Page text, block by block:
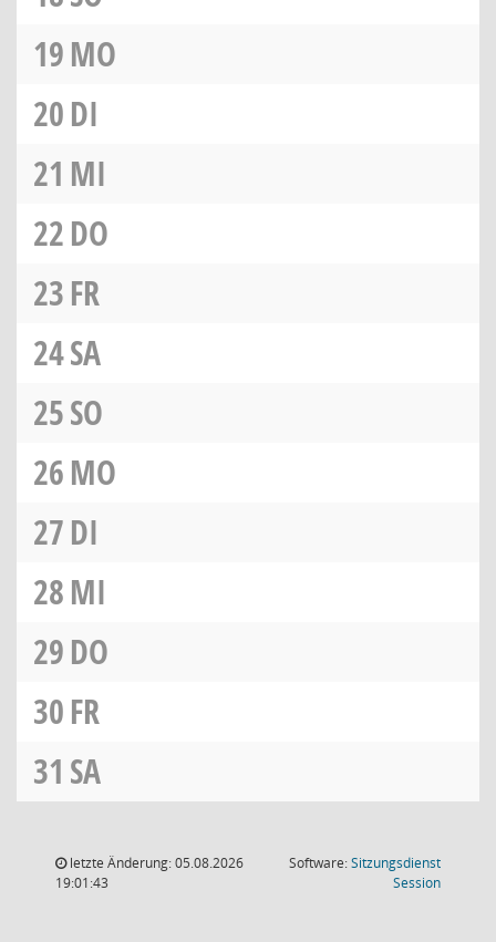
19MO
20DI
21 MI
22DO
23FR
24SA
25SO
26MO
27DI
28MI
29DO
30FR
31 SA
letzte Änderung: 05.08.2026
19:01:43
Software:Sitzungsdienst
Session(Wird in